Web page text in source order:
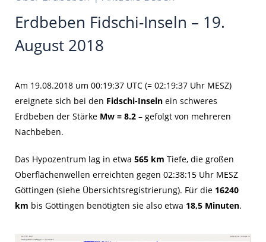
Erdbeben Fidschi-Inseln – 19.
August 2018
Am 19.08.2018 um 00:19:37 UTC (= 02:19:37 Uhr MESZ)
ereignete sich bei den Fidschi-Inseln ein schweres
Erdbeben der Stärke Mw = 8.2 – gefolgt von mehreren
Nachbeben.
Das Hypozentrum lag in etwa 565 km Tiefe, die großen
Oberflächenwellen erreichten gegen 02:38:15 Uhr MESZ
Göttingen (siehe Übersichtsregistrierung). Für die 16240
km bis Göttingen benötigten sie also etwa 18,5 Minuten.